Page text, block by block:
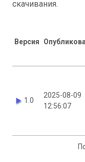
скачивания.
Версия
1.0
2025-08-09
12:56:07